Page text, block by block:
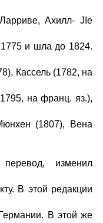
Ахилл- JIe
и шла до 1824.
Кассель (1782, на
на франц. яз.),
(1807), Вена
изменил
В этой редакции
В этой же